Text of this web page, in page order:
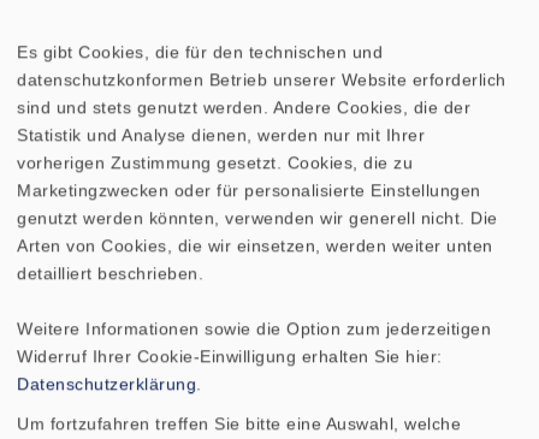
EN 54-24
Es gibt Cookies, die für den technischen und
datenschutzkonformen Betrieb unserer Website erforderlich
sind und stets genutzt werden. Andere Cookies, die der
Statistik und Analyse dienen, werden nur mit Ihrer
vorherigen Zustimmung gesetzt. Cookies, die zu
Marketingzwecken oder für personalisierte Einstellungen
genutzt werden könnten, verwenden wir generell nicht. Die
Arten von Cookies, die wir einsetzen, werden weiter unten
detailliert beschrieben.
Weitere Informationen sowie die Option zum jederzeitigen
Widerruf Ihrer Cookie-Einwilligung erhalten Sie hier:
Datenschutzerklärung.
Um fortzufahren treffen Sie bitte eine Auswahl, welche